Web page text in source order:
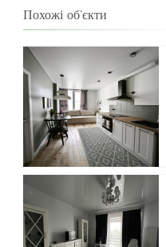
Похожі об’єкти